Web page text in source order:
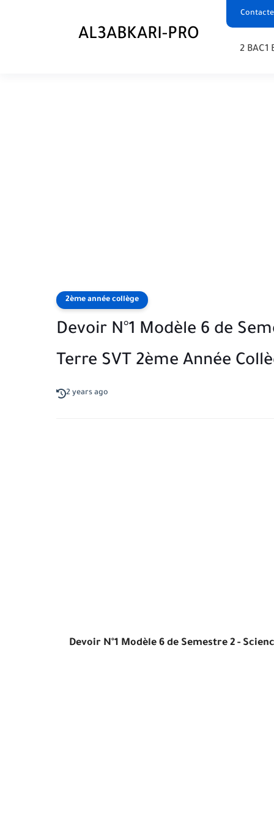
AL3ABKARI-PRO
2 BAC1
2ème année collège
Devoir N°1 Modèle 6 de
Terre SVT 2ème Année
2 years ago
Devoir N°1 Modèle 6 de Semestre 2 -